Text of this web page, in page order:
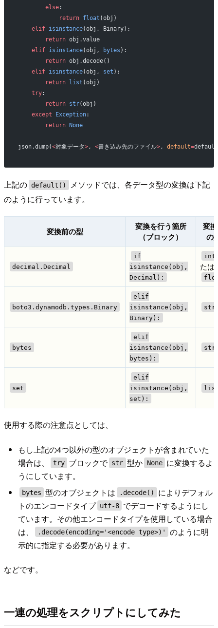
        else
:
            return
float (obj)
    elif
isinstance(obj, Binary):
        return
obj.value
    elif
isinstance(obj, bytes ):
        return
obj.decode()
    elif
isinstance(obj, set ):
        return
list (obj)
    try
:
        return
str(obj)
    except
Exception:
        return
None
json.dump(<対象データ>, <書き込み先のファイル>, default=
上記の default()
メソッドでは、各データ型の変換は下記
のように行っています。
変換前の型
変換を行う箇所
（ブロック）
変
の
decimal.Decimal
if
isinstance(obj,
Decimal):
int
たは
boto3.dynamodb.types.Binary
elif
isinstance(obj,
Binary):
str
bytes
elif
isinstance(obj,
bytes):
str
set
elif
isinstance(obj,
set):
使用する際の注意点としては、
もし上記の4つ以外の型のオブジェクトが含まれていた
場合は、
try ブロックで str 型か None に変換するよ
うにしています。
bytes 型のオブジェクトは .decode()
によりデフォル
トのエンコードタイプ utf-8 でデコードするようにし
ています。その他エンコードタイプを使用している場合
は、
.decode(encoding='<encode type>)'
のように明
示的に指定する必要があります。
などです。
一連の処理をスクリプトにしてみた